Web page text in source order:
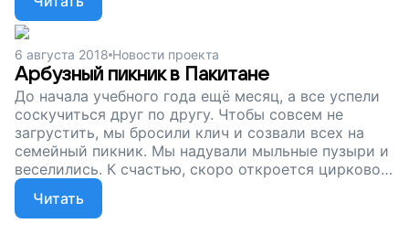
синдромом Дауна не сможет работать. Помогите
ребятам творить, придумывать и обретать себя,
поддержите наш проект!
6 августа 2018 Новости проекта
Арбузный пикник в Пакитане
До начала учебного года ещё месяц, а все успели
соскучиться друг по другу. Чтобы совсем не
загрустить, мы бросили клич и созвали всех на
семейный пикник. Мы надували мыльные пузыри и
веселились. К счастью, скоро откроется цирковой
сезон, и наших артистов, детей с синдром Дауна,
можно будет увидеть на сцене. Чтобы они могли и
дальше заниматься, прыгать, скакать и
Читать